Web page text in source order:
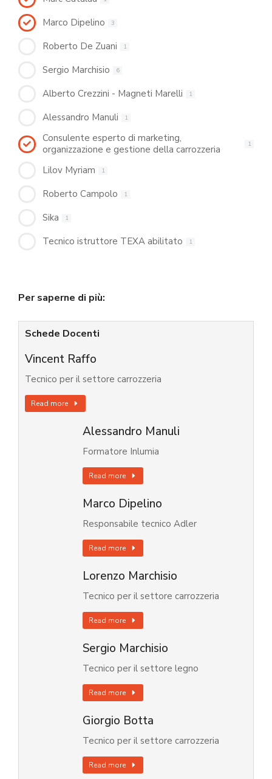
Marco Dipelino 3
Roberto De Zuani 1
Sergio Marchisio 6
Alberto Crezzini - Magneti Marelli 1
Alessandro Manuli 1
Consulente esperto di marketing,
organizzazione e gestione della carrozzeria
1
Lilov Myriam 1
Roberto Campolo 1
Sika 1
Tecnico istruttore TEXA abilitato 1
Per saperne di più:
Schede Docenti
Vincent Raffo
Tecnico per il settore carrozzeria
Read more
Alessandro Manuli
Formatore Inlumia
Read more
Marco Dipelino
Responsabile tecnico Adler
Read more
Lorenzo Marchisio
Tecnico per il settore carrozzeria
Read more
Sergio Marchisio
Tecnico per il settore legno
Read more
Giorgio Botta
Tecnico per il settore carrozzeria
Read more